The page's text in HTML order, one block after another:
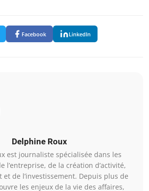
Facebook LinkedIn
Delphine Roux
est journaliste spécialisée dans les
l’entreprise, de la création d’activité,
et de l’investissement. Depuis plus de
les enjeux de la vie des affaires,